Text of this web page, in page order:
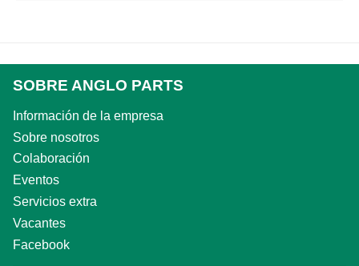
SOBRE ANGLO PARTS
Información de la empresa
Sobre nosotros
Colaboración
Eventos
Servicios extra
Vacantes
Facebook